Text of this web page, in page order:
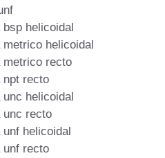
bsp helicoidal
metrico helicoidal
metrico recto
npt recto
unc helicoidal
unc recto
unf helicoidal
unf recto